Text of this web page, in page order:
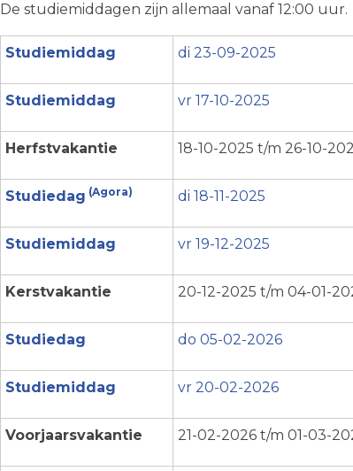
De studiemiddagen zijn allemaal vanaf 12:00 uur.
Studiemiddag di 23-09-2025
Studiemiddag vr 17-10-2025
Herfstvakantie 18-10-2025 t/m 26-10-
Studiedag (Agora) di 18-11-2025
Studiemiddag vr 19-12-2025
Kerstvakantie 20-12-2025 t/m 04-01-
Studiedag do 05-02-2026
Studiemiddag vr 20-02-2026
Voorjaarsvakantie 21-02-2026 t/m 01-03-